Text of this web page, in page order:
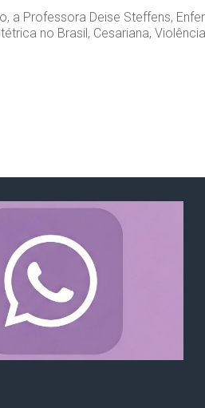
a Professora Deise Steffens,
no Brasil, Cesariana,